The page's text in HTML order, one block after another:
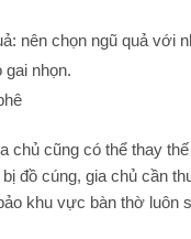
nên chọn ngũ quả với
gai nhọn.
chủ cũng có thể thay
đồ cúng, gia chủ cần
khu vực bàn thờ luôn